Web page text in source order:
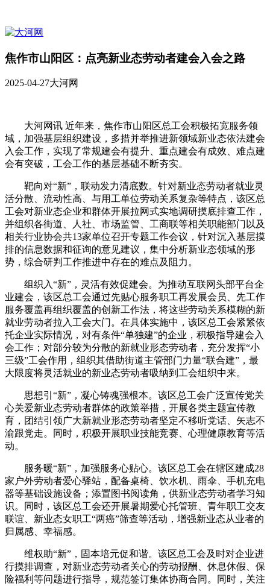
焦作市山阳区：点亮新业态劳动者建会入会之路
2025-04-27大河网
大河网讯 近年来，焦作市山阳区总工会积极拓宽服务领
域，加强基层组织建设，多措并举推进新领域新业态依法建会
入会工作，实现了常规建会有提升、重点建会有成效、难点建
会有突破，工会工作的基层基础不断夯实。
靶向对“新”，联动发力清底数。针对新业态劳动者就业灵
活分散、流动性高、与用工单位劳动关系复杂等特点，该区总
工会对新业态企业和群体开展拉网式实地调研摸底排查工作，
并组织各街道、人社、市场监管、工商联等相关职能部门以及
相关行业协会共13家单位召开专题工作会议，针对沉入基层摸
排的信息数据和征询的意见建议，集中分析新业态领域的形
势，综合研判工作推进中存在的难点及阻力。
组织入“新”，灵活有效促建会。为推动互联网头部平台企
业建会，该区总工会通过先贴心服务职工再发展会员、先工作
服务覆盖再组织覆盖的创新工作法，将这些劳动关系模糊的新
就业劳动者拉入工会大门。在具体实施中，该区总工会紧紧依
托企业实际情况，对有条件“单独建”的企业，积极指导建会入
会工作；对部分较为分散的新就业形态劳动者，充分发挥“小
三级”工会作用，组织其借助街道主管部门力量“联合建”，最
大限度将灵活就业的新业态劳动者吸纳到工会组织中来。
思想引“新”，凝心铸魂强根本。该区总工会广泛宣传党关
心关爱新业态劳动者群体的政策举措，开展各类主题宣传教
育，团结引领广大新就业形态劳动者坚定不移听党话、矢志不
渝跟党走。同时，积极开展职业技能竞赛、心理健康教育等活
动。
服务暖“新”，加强服务心贴心。该区总工会在辖区建成28
家户外劳动者爱心驿站，配备桌椅、饮水机、雨伞、手机充电
器等基础设施设备；添置图书阅读角，供新业态劳动者学习知
识。同时，该区总工会还开展暑期爱心托管班、青年职工交友
联谊、新业态女职工“两癌”筛查等活动，增强新业态从业者的
归属感、幸福感。
维权助“新”，固本培元促和谐。该区总工会及时对企业进
行摸排调查，对新业态劳动者关心的劳动报酬、休息休假、保
险福利等问题进行指导，规范签订集体协商合同。同时，关注